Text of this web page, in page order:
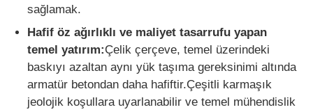
sağlamak.
Hafif öz ağırlıklı ve maliyet tasarrufu yapan
temel yatırım:Çelik çerçeve, temel üzerindeki
baskıyı azaltan aynı yük taşıma gereksinimi altında
armatür betondan daha hafiftir.Çeşitli karmaşık
jeolojik koşullara uyarlanabilir ve temel mühendislik